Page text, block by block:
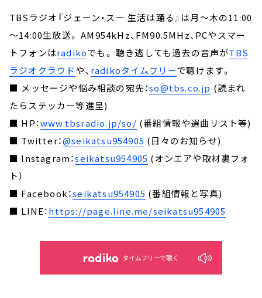
TBSラジオ『ジェーン・スー 生活は踊る』は月～木の11:00
～14:00生放送。 AM954kHz、FM90.5MHz、PCやスマー
トフォンはradikoでも。 聴き逃しても過去の音声がTBS
ラジオクラウドや、 radikoタイムフリーで聴けます。
■ メッセージや悩み相談の宛先：so@tbs.co.jp (読まれ
たらステッカー等進呈)
■ HP：www.tbsradio.jp/so/ (番組情報や選曲リスト等)
■ Twitter：@seikatsu954905 (日々のお知らせ)
■ Instagram：seikatsu954905 (オンエアや取材裏フォ
ト）
■ Facebook：seikatsu954905 (番組情報と写真)
■ LINE：https://page.line.me/seikatsu954905
タイムフリーで聴く